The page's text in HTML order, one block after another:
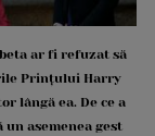
ar fi refuzat să
Prințului Harry
lângă ea. De ce a
un asemenea gest